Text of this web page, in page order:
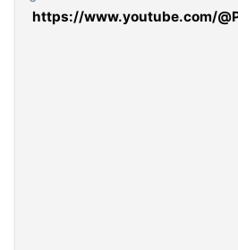
https://www.youtube.com/